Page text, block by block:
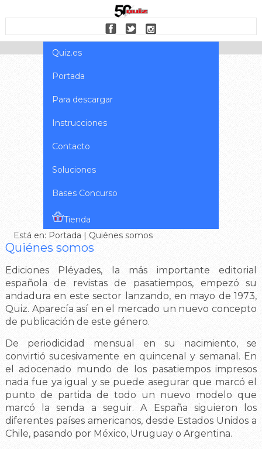
Quiz.es
Portada
Para descargar
Instrucciones
Contacto
Soluciones
Bases Concurso
Tienda
Está en: Portada | Quiénes somos
Quiénes somos
Ediciones Pléyades, la más importante editorial
española de revistas de pasatiempos, empezó su
andadura en este sector lanzando, en mayo de 1973,
Quiz. Aparecía así en el mercado un nuevo concepto
de publicación de este género.
De periodicidad mensual en su nacimiento, se
convirtió sucesivamente en quincenal y semanal. En
el adocenado mundo de los pasatiempos impresos
nada fue ya igual y se puede asegurar que marcó el
punto de partida de todo un nuevo modelo que
marcó la senda a seguir. A España siguieron los
diferentes países americanos, desde Estados Unidos a
Chile, pasando por México, Uruguay o Argentina.